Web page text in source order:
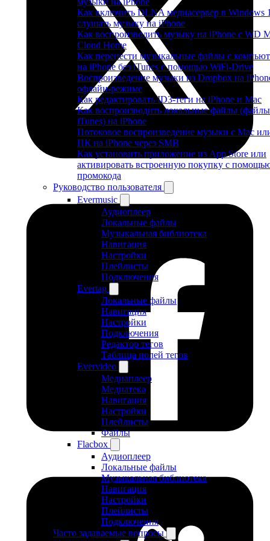
Как включить DLNA медиасервер в Windows
слушать музыку на iPhone
Как воспроизводить музыку на iPhone с WD
Cloud Home
Как перенести музыкальные файлы с
на iPhone без iTunes с помощью WiFi-Drive
Воспроизведение музыки из Dropbox на
офлайн-режиме
Как редактировать ID3-теги на iPhone и Mac
Как воспроизводить локальные файлы (файлы
iTunes) на iPhone
Потоковое воспроизведение музыки с Mac
ПК на iPhone через SMB
Как установить приложение из App Store или
активировать встроенную покупку с
промокода
Руководство пользователя
Evermusic
Аудиоплеер
Локальные файлы
Музыкальная библиотека
Навигация
Настройки
Плейлисты
Подключения
Evertag
Локальные файлы
Навигация
Настройки
Подключения
Редактор тегов
Таблица полей тегов
Evervideo
Медиаплеер
Медиатека
Навигация
Настройки
Плейлисты
Файлы
Flacbox
Аудиоплеер
Локальные файлы
Музыкальная библиотека
Навигация
Настройки
Плейлисты
Подключения
Часто задаваемые вопросы